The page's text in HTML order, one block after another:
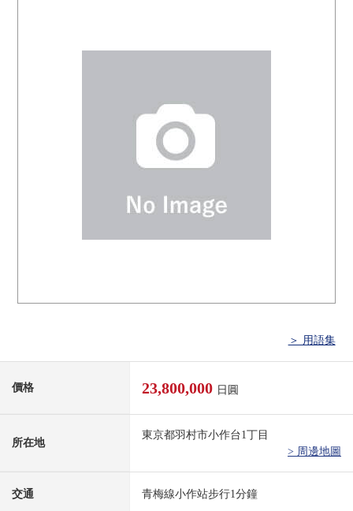
＞ 用語集
價格 23,800,000 日圓
所在地
東京都羽村市小作台1丁目
> 周邊地圖
交通 青梅線小作站步行1分鐘